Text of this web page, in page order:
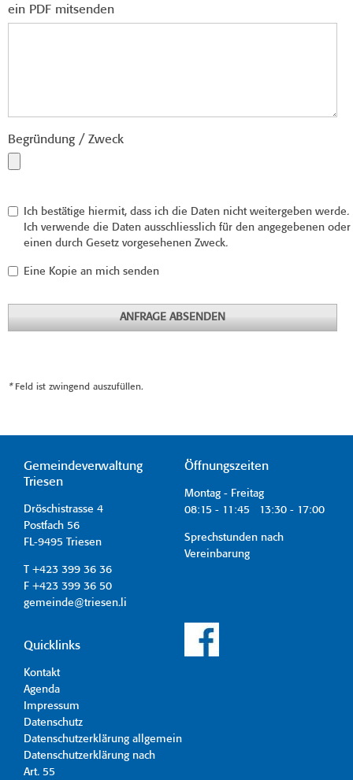
ein PDF mitsenden
Begründung / Zweck
Ich bestätige hiermit, dass ich die Daten nicht weitergeben werde.
Ich verwende die Daten ausschliesslich für den angegebenen oder
einen durch Gesetz vorgesehenen Zweck.
Eine Kopie an mich senden
ANFRAGE ABSENDEN
*Feld ist zwingend auszufüllen.
Gemeindeverwaltung
Triesen
Dröschistrasse 4
Postfach 56
FL-9495 Triesen
T +423 399 36 36
F +423 399 36 50
gemeinde@triesen.li
Öffnungszeiten
Montag - Freitag
08:15 - 11:45 13:30 - 17:00
Sprechstunden nach
Vereinbarung
Quicklinks
Kontakt
Agenda
Impressum
Datenschutz
Datenschutzerklärung allgemein
Datenschutzerklärung nach
Art. 55